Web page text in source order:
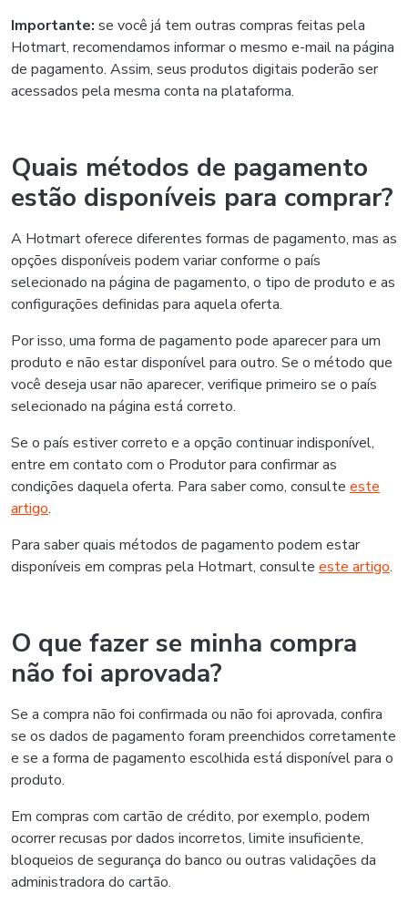
Importante: se você já tem outras compras feitas pela
Hotmart, recomendamos informar o mesmo e-mail na página
de pagamento. Assim, seus produtos digitais poderão ser
acessados pela mesma conta na plataforma.
Quais métodos de pagamento
estão disponíveis para comprar?
A Hotmart oferece diferentes formas de pagamento, mas as
opções disponíveis podem variar conforme o país
selecionado na página de pagamento, o tipo de produto e as
configurações definidas para aquela oferta.
Por isso, uma forma de pagamento pode aparecer para um
produto e não estar disponível para outro. Se o método que
você deseja usar não aparecer, verifique primeiro se o país
selecionado na página está correto.
Se o país estiver correto e a opção continuar indisponível,
entre em contato com o Produtor para confirmar as
condições daquela oferta. Para saber como, consulte este
artigo.
Para saber quais métodos de pagamento podem estar
disponíveis em compras pela Hotmart, consulte este artigo.
O que fazer se minha compra
não foi aprovada?
Se a compra não foi confirmada ou não foi aprovada, confira
se os dados de pagamento foram preenchidos corretamente
e se a forma de pagamento escolhida está disponível para o
produto.
Em compras com cartão de crédito, por exemplo, podem
ocorrer recusas por dados incorretos, limite insuficiente,
bloqueios de segurança do banco ou outras validações da
administradora do cartão.